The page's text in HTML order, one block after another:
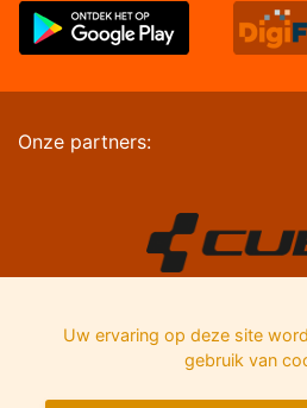
Onze partners:
Uw ervaring op deze site
gebruik van